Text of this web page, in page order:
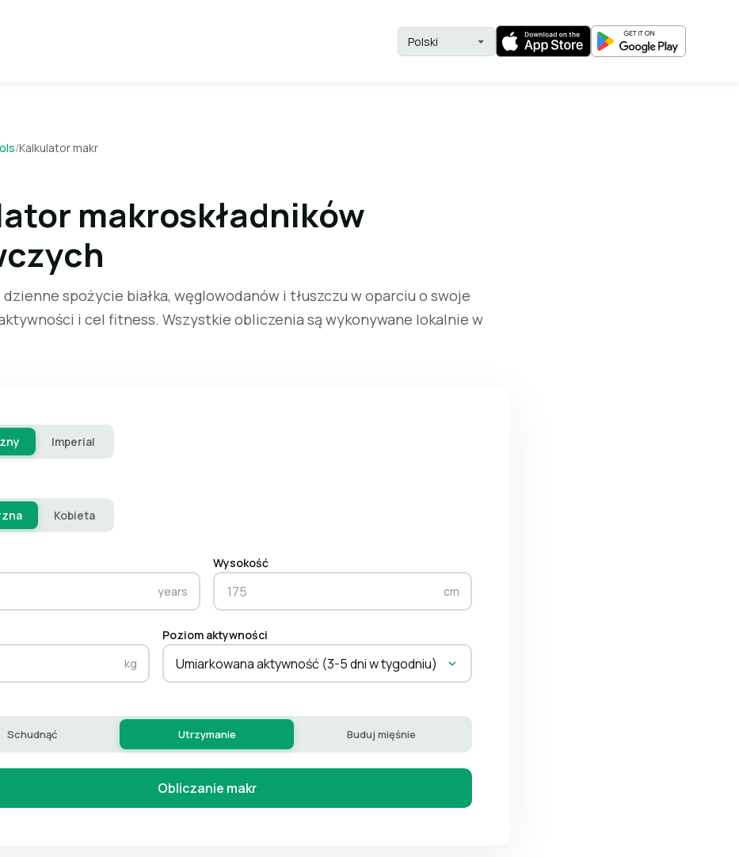
/Kalkulator makr
makroskładników
spożycie białka, węglowodanów i tłuszczu w oparciu o swoje
i cel fitness. Wszystkie obliczenia są wykonywane lokalnie w
Imperial
Kobieta
years
Wysokość
cm
kg
Poziom aktywności
Umiarkowana aktywność (3-5 dni w tygodniu)
Schudnąć Utrzymanie Buduj mięśnie
Obliczanie makr